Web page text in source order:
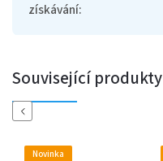
získávání:
Související produkty
Previous
Novinka